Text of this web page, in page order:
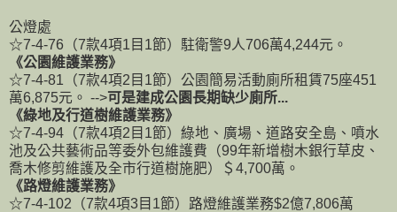
公燈處
☆7-4-76（7款4項1目1節）駐衛警9人706萬4,244元。
《公園維護業務》
☆7-4-81（7款4項2目1節）公園簡易活動廁所租賃75座451
萬6,875元。 -->可是建成公園長期缺少廁所...
《綠地及行道樹維護業務》
☆7-4-94（7款4項2目1節）綠地、廣場、道路安全島、噴水
池及公共藝術品等委外包維護費（99年新增樹木銀行草皮、
喬木修剪維護及全市行道樹施肥）＄4,700萬。
《路燈維護業務》
☆7-4-102（7款4項3目1節）路燈維護業務$2億7,806萬